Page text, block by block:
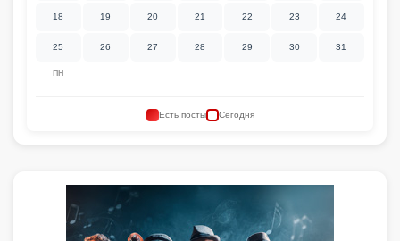
ПН
18 19 20 21 22 23 24
25 26 27 28 29 30 31
Есть посты Сегодня